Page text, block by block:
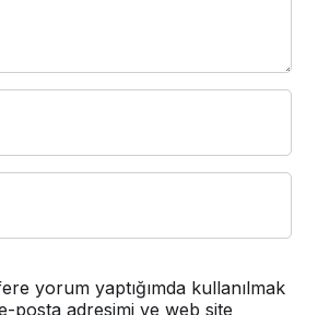
yorum yaptığımda kullanılmak
posta adresimi ve web site